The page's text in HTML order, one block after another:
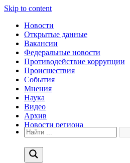
Skip to content
Новости
Открытые данные
Вакансии
Федеральные новости
Противодействие коррупции
Происшествия
События
Мнения
Наука
Видео
Архив
Новости региона